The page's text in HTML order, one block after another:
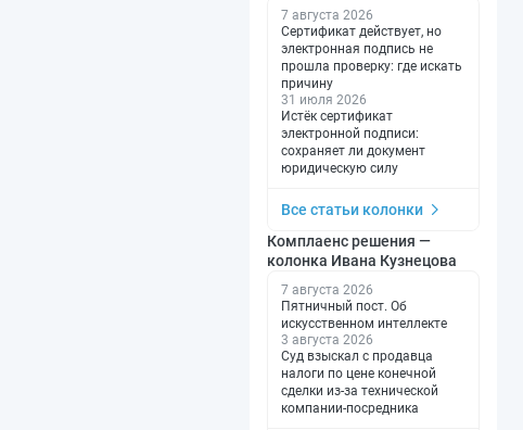
7 августа 2026
Сертификат действует, но
электронная подпись не
прошла проверку: где искать
причину
31 июля 2026
Истёк сертификат
электронной подписи:
сохраняет ли документ
юридическую силу
Все статьи колонки
Комплаенс решения —
колонка Ивана Кузнецова
7 августа 2026
Пятничный пост. Об
искусственном интеллекте
3 августа 2026
Суд взыскал с продавца
налоги по цене конечной
сделки из-за технической
компании-посредника